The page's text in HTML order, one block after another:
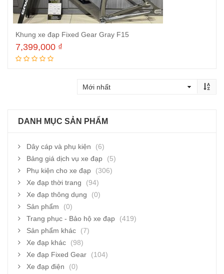
Khung xe đạp Fixed Gear Gray F15
7,399,000 ₫
DANH MỤC SẢN PHẨM
Dây cáp và phụ kiện
(6)
Bảng giá dịch vụ xe đạp
(5)
Phụ kiện cho xe đạp
(306)
Xe đạp thời trang
(94)
Xe đạp thông dụng
(0)
Sản phẩm
(0)
Trang phục - Bảo hộ xe đạp
(419)
Sản phẩm khác
(7)
Xe đạp khác
(98)
Xe đạp Fixed Gear
(104)
Xe đạp điện
(0)